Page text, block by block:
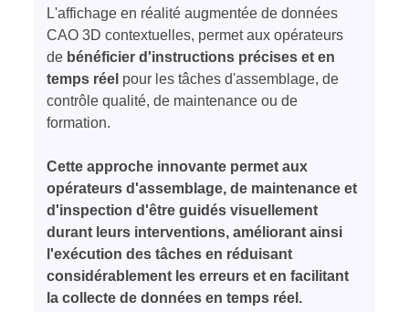
L'affichage en réalité augmentée de données
CAO 3D contextuelles, permet aux opérateurs
de bénéficier d'instructions précises et en
temps réel pour les tâches d'assemblage, de
contrôle qualité, de maintenance ou de
formation.
Cette approche innovante permet aux
opérateurs d'assemblage, de maintenance et
d'inspection d'être guidés visuellement
durant leurs interventions, améliorant ainsi
l'exécution des tâches en réduisant
considérablement les erreurs et en facilitant
la collecte de données en temps réel.